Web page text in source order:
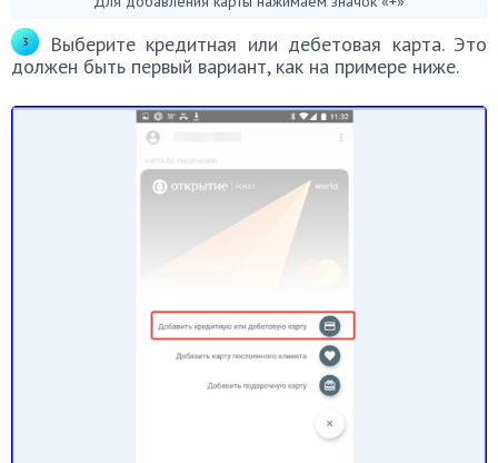
Выберите кредитная или дебетовая карта. Это
должен быть первый вариант, как на примере ниже.